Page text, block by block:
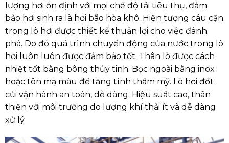
lượng hơi ổn định với mọi chế độ tải tiêu thụ, đảm
bảo hơi sinh ra là hơi bão hòa khô. Hiện tượng cáu cặn
trong lò hơi được thiết kế thuận lợi cho việc đánh
phá. Do đó quá trình chuyển động của nước trong lò
hơi luôn luôn được đảm bảo tốt. Thân lò được cách
nhiệt tốt bằng bông thủy tinh. Bọc ngoài bằng inox
hoặc tôn mạ màu để tăng tính thẩm mỹ. Lò hơi đốt
củi vận hành an toàn, dễ dàng. Hiệu suất cao, thân
thiện với môi trường do lượng khí thải ít và dễ dàng
xử lý